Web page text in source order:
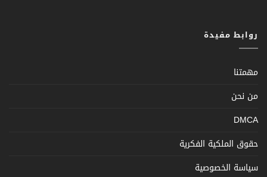
روابط مفيدة
مهمتنا
من نحن
DMCA
حقوق الملكية الفكرية
سياسة الخصوصية